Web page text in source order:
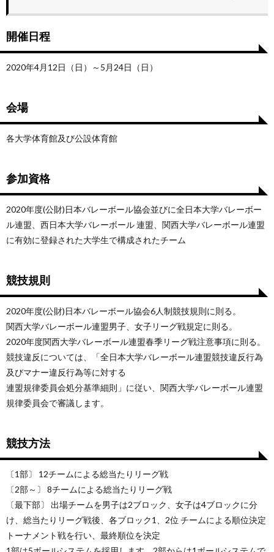
開催日程
2020年4月12日（日）～5月24日（日）
会場
各大学体育館及び公設体育館
参加資格
2020年度(公財)日本バレーボール協会並びに全日本大学バレーボー
ル連盟、西日本大学バレーボール 連盟、関西大学バレーボール連盟
に有効に登録された大学生で構成されたチーム
競技規則
2020年度(公財)日本バレーボール協会6人制競技規則に則る。
関西大学バレーボール連盟男子、女子リーグ戦規定に則る。
2020年度関西大学バレーボール連盟春季リーグ戦注意事項に則る。
競技違反については、「全日本大学バレーボール連盟競技違反行為
及びマナー違反行為等に対する
連盟規律委員会処分基準細則」に従い、関西大学バレーボール連盟
規律委員会で審議します。
競技方法
〔1部〕 12チームによる総当たりリーグ戦
〔2部～〕 8チームによる総当たりリーグ戦
〔最下部〕 出場チームを男子は2ブロック、女子は4ブロックに分
け、総当たりリーグ戦後、各ブロック1、2位 チームによる順位決定
トーナメント戦を行い、最終順位を決定